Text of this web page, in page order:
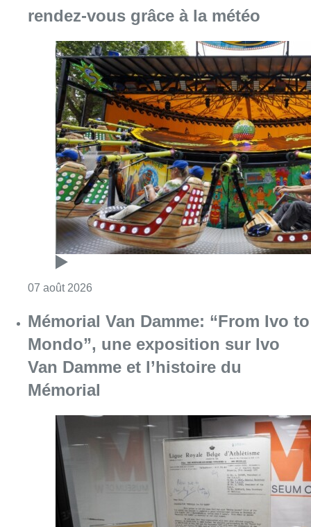
07 août 2026 Consulter l'article "Foire du Midi: les
Mémorial Van Damme: “From Ivo to
Mondo”, une exposition sur Ivo
Van Damme et l’histoire du
Mémorial
07 août 2026 Consulter l'article "Mémorial Van Damme:
Le Brussels Dance Festival revient
du 14 au 23 août